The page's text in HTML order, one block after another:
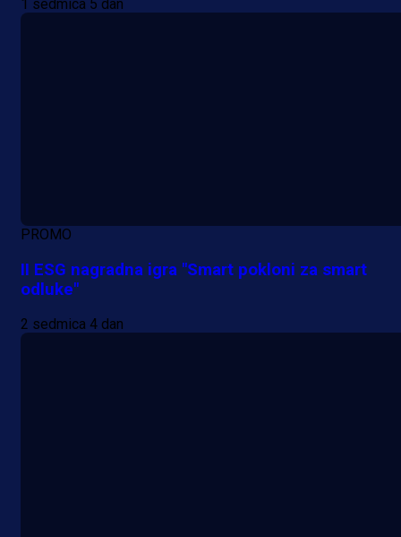
1 sedmica 5 dan
PROMO
II ESG nagradna igra "Smart pokloni za smart
odluke"
2 sedmica 4 dan